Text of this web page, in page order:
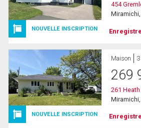
NOUVELLE INSCRIPTION
454
Miramichi,
NOUVELLE INSCRIPTION
Maison
269
261 Heath
Miramichi,